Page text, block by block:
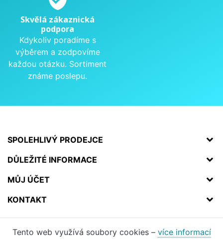
Skvělá zákaznická
podpora
Kdykoliv poradíme s
výběrem a zodpovíme
každou otázku. Sortiment
známe poslepu.
SPOLEHLIVÝ PRODEJCE
DŮLEŽITÉ INFORMACE
MŮJ ÚČET
KONTAKT
Tento web využívá soubory cookies – více informací